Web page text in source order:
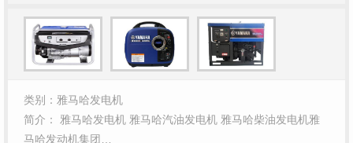
类别：雅马哈发电机
简介： 雅马哈发电机 雅马哈汽油发电机 雅马哈柴油发电机雅
马哈发动机集团…